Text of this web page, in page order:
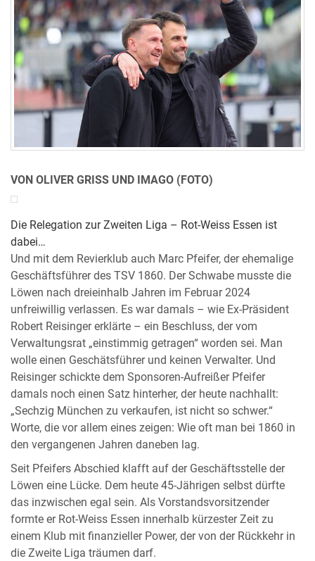
VON OLIVER GRISS UND IMAGO (FOTO)
Die Relegation zur Zweiten Liga – Rot-Weiss Essen ist
dabei…
Und mit dem Revierklub auch Marc Pfeifer, der ehemalige
Geschäftsführer des TSV 1860. Der Schwabe musste die
Löwen nach dreieinhalb Jahren im Februar 2024
unfreiwillig verlassen. Es war damals – wie Ex-Präsident
Robert Reisinger erklärte – ein Beschluss, der vom
Verwaltungsrat „einstimmig getragen“ worden sei. Man
wolle einen Geschätsführer und keinen Verwalter. Und
Reisinger schickte dem Sponsoren-Aufreißer Pfeifer
damals noch einen Satz hinterher, der heute nachhallt:
„Sechzig München zu verkaufen, ist nicht so schwer.“
Worte, die vor allem eines zeigen: Wie oft man bei 1860 in
den vergangenen Jahren daneben lag.
Seit Pfeifers Abschied klafft auf der Geschäftsstelle der
Löwen eine Lücke. Dem heute 45-Jährigen selbst dürfte
das inzwischen egal sein. Als Vorstandsvorsitzender
formte er Rot-Weiss Essen innerhalb kürzester Zeit zu
einem Klub mit finanzieller Power, der von der Rückkehr in
die Zweite Liga träumen darf.